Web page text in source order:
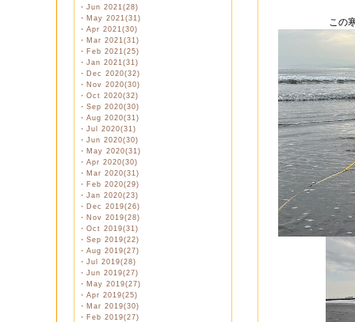
・ Jun 2021(28)
・ May 2021(31)
・ Apr 2021(30)
・ Mar 2021(31)
・ Feb 2021(25)
・ Jan 2021(31)
・ Dec 2020(32)
・ Nov 2020(30)
・ Oct 2020(32)
・ Sep 2020(30)
・ Aug 2020(31)
・ Jul 2020(31)
・ Jun 2020(30)
・ May 2020(31)
・ Apr 2020(30)
・ Mar 2020(31)
・ Feb 2020(29)
・ Jan 2020(23)
・ Dec 2019(26)
・ Nov 2019(28)
・ Oct 2019(31)
・ Sep 2019(22)
・ Aug 2019(27)
・ Jul 2019(28)
・ Jun 2019(27)
・ May 2019(27)
・ Apr 2019(25)
・ Mar 2019(30)
・ Feb 2019(27)
この